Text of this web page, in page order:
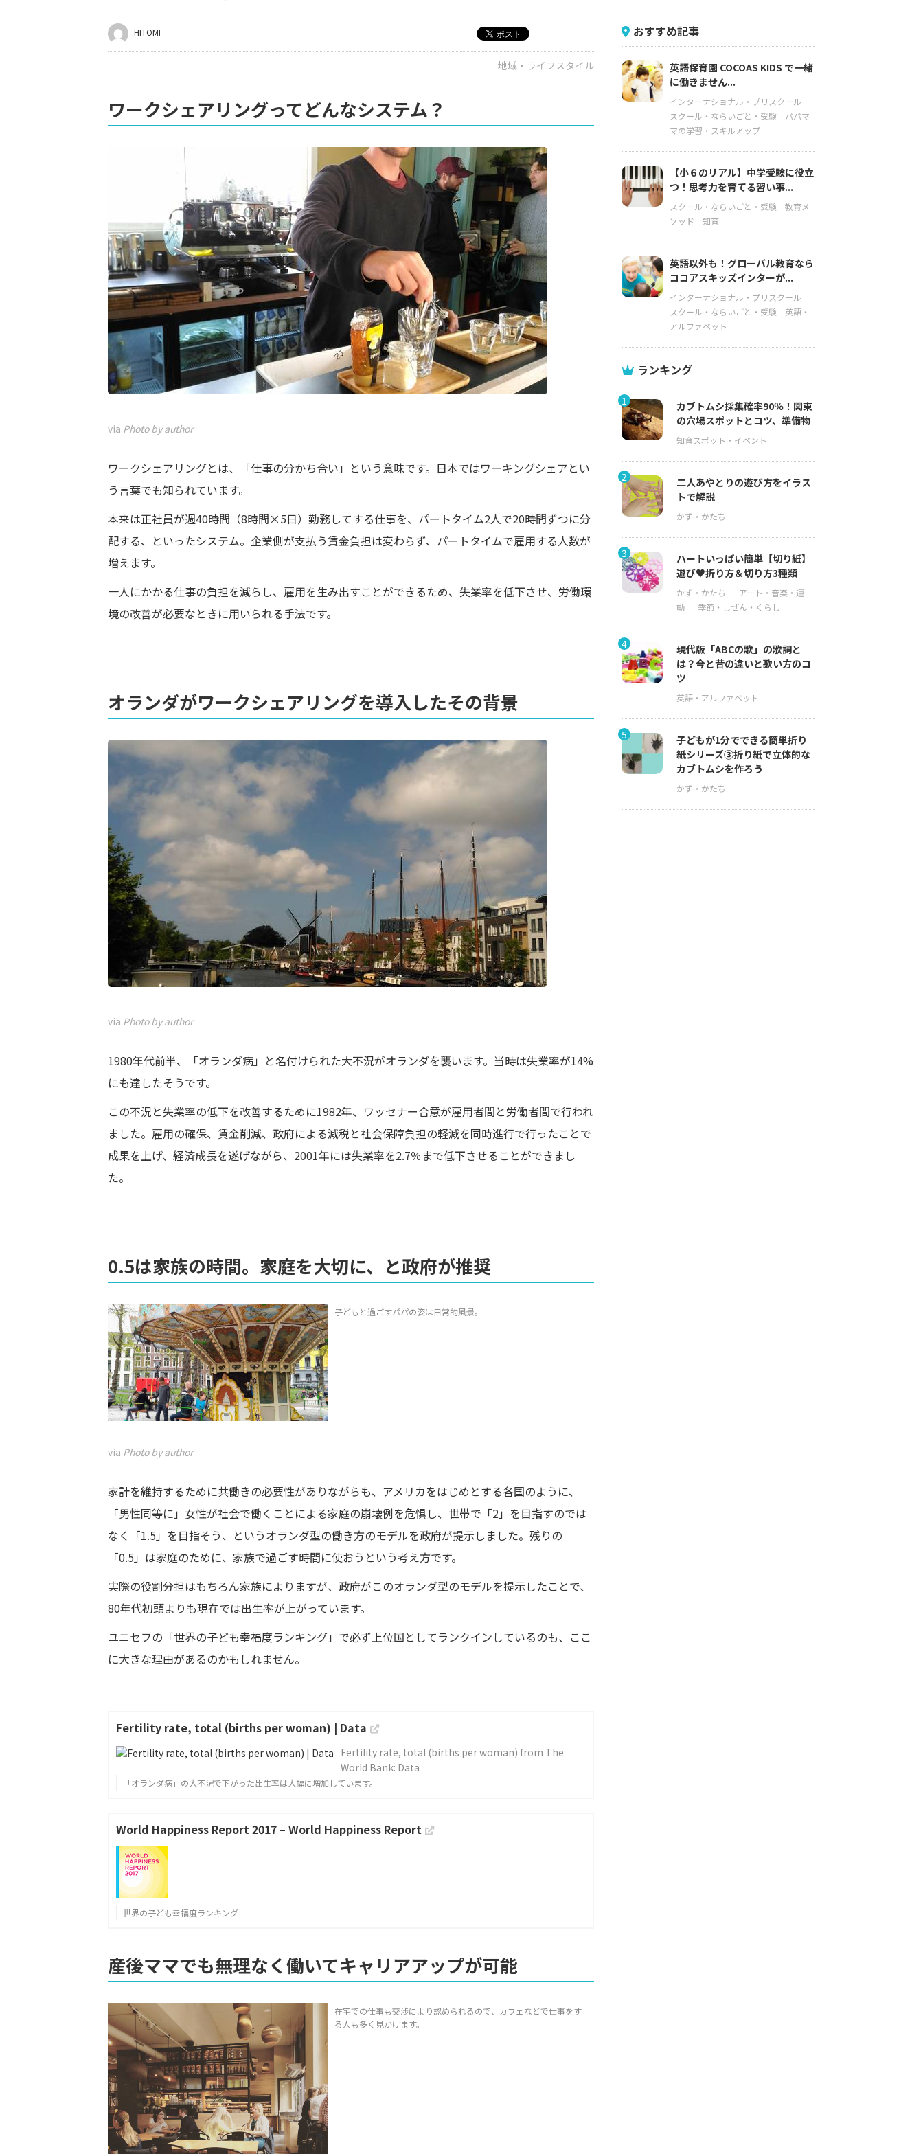
HITOMI
地域・ライフスタイル
ワークシェアリングってどんなシステム？
via Photo by author
ワークシェアリングとは、「仕事の分かち合い」という意味です。日本ではワーキングシェアとい
う言葉でも知られています。
本来は正社員が週40時間（8時間×5日）勤務してする仕事を、パートタイム2人で20時間ずつに分
配する、といったシステム。企業側が支払う賃金負担は変わらず、パートタイムで雇用する人数が
増えます。
一人にかかる仕事の負担を減らし、雇用を生み出すことができるため、失業率を低下させ、労働環
境の改善が必要なときに用いられる手法です。
オランダがワークシェアリングを導入したその背景
via Photo by author
1980年代前半、「オランダ病」と名付けられた大不況がオランダを襲います。当時は失業率が14%
にも達したそうです。
この不況と失業率の低下を改善するために1982年、ワッセナー合意が雇用者間と労働者間で行われ
ました。雇用の確保、賃金削減、政府による減税と社会保障負担の軽減を同時進行で行ったことで
成果を上げ、経済成長を遂げながら、2001年には失業率を2.7％まで低下させることができまし
た。
0.5は家族の時間。家庭を大切に、と政府が推奨
子どもと過ごすパパの姿は日常的風景。
via Photo by author
家計を維持するために共働きの必要性がありながらも、アメリカをはじめとする各国のように、
「男性同等に」女性が社会で働くことによる家庭の崩壊例を危惧し、世帯で「2」を目指すのでは
なく「1.5」を目指そう、というオランダ型の働き方のモデルを政府が提示しました。残りの
「0.5」は家庭のために、家族で過ごす時間に使おうという考え方です。
実際の役割分担はもちろん家族によりますが、政府がこのオランダ型のモデルを提示したことで、
80年代初頭よりも現在では出生率が上がっています。
ユニセフの「世界の子ども幸福度ランキング」で必ず上位国としてランクインしているのも、ここ
に大きな理由があるのかもしれません。
Fertility rate, total (births per woman) | Data
Fertility rate, total (births per woman) from The
World Bank: Data
「オランダ病」の大不況で下がった出生率は大幅に増加しています。
World Happiness Report 2017 – World Happiness Report
世界の子ども幸福度ランキング
産後ママでも無理なく働いてキャリアアップが可能
在宅での仕事も交渉により認められるので、カフェなどで仕事をす
る人も多く見かけます。
おすすめ記事
英語保育園 COCOAS KIDS で一緒
に働きません...
インターナショナル・プリスクール
スクール・ならいごと・受験
パパマ
マの学習・スキルアップ
【小６のリアル】中学受験に役立
つ！思考力を育てる習い事...
スクール・ならいごと・受験
教育メ
ソッド
知育
英語以外も！グローバル教育なら
ココアスキッズインターが...
インターナショナル・プリスクール
スクール・ならいごと・受験
英語・
アルファベット
ランキング
1
カブトムシ採集確率90％！関東
の穴場スポットとコツ、準備物
2
二人あやとりの遊び方をイラス
トで解説
3
ハートいっぱい簡単【切り紙】
遊び♥折り方＆切り方3種類
4
現代版「ABCの歌」の歌詞と
は？今と昔の違いと歌い方のコ
ツ
5
子どもが1分でできる簡単折り
紙シリーズ③折り紙で立体的な
カブトムシを作ろう